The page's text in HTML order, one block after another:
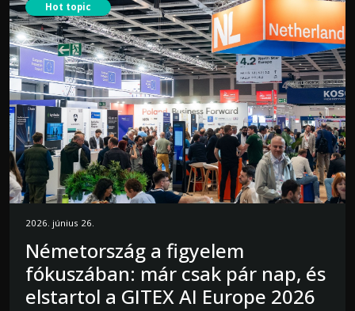
Hot topic
2026. június 26.
Németország a figyelem
fókuszában: már csak pár nap, és
elstartol a GITEX AI Europe 2026